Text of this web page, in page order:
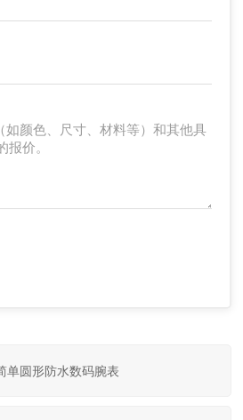
单圆形防水数码腕表